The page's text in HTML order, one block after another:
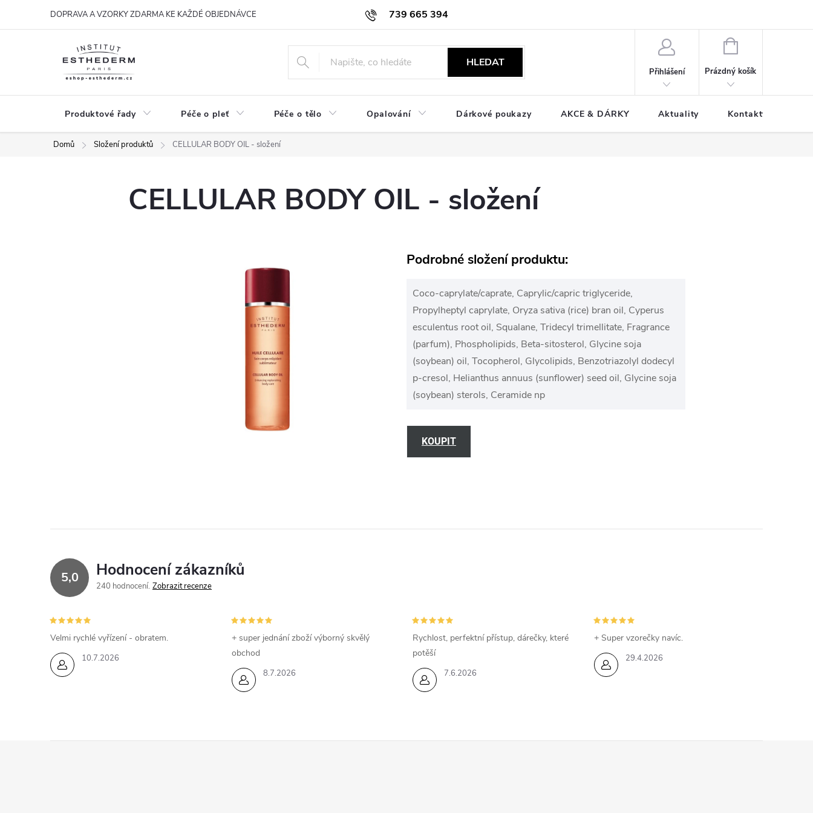
739 665 394
DOPRAVA A VZORKY ZDARMA KE KAŽDÉ OBJEDNÁVCE
HLEDAT
Přihlášení
NÁKUPNÍ
Prázdný košík
Produktové řady Péče o pleť Péče o tělo Opalování Dárkové poukazy AKCE & DÁRKY Aktuality Kontakty
Domů Složení produktů CELLULAR BODY OIL - složení
CELLULAR BODY OIL - složení
Podrobné složení produktu:
Coco-caprylate/caprate, Caprylic/capric triglyceride,
Propylheptyl caprylate, Oryza sativa (rice) bran oil, Cyperus
esculentus root oil, Squalane, Tridecyl trimellitate, Fragrance
(parfum), Phospholipids, Beta-sitosterol, Glycine soja
(soybean) oil, Tocopherol, Glycolipids, Benzotriazolyl dodecyl
p-cresol, Helianthus annuus (sunflower) seed oil, Glycine soja
(soybean) sterols, Ceramide np
KOUPIT
5,0 Hodnocení zákazníků
240 hodnocení Zobrazit recenze
10.7.2026
Velmi rychlé vyřízení - obratem.
8.7.2026
+ super jednání zboží výborný skvělý
obchod
7.6.2026
Rychlost, perfektní přístup, dárečky, které
potěší
29.4.2026
+ Super vzorečky navíc.